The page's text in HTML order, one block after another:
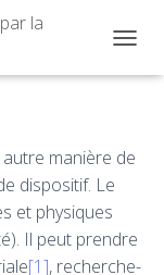
la
manière de
dispositif. Le
et physiques
Il peut prendre
[1], recherche-